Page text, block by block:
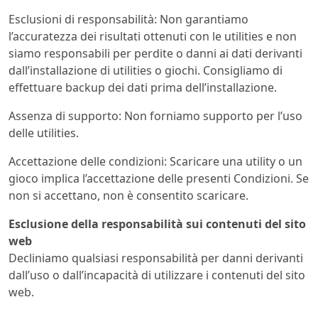
Esclusioni di responsabilità: Non garantiamo
l’accuratezza dei risultati ottenuti con le utilities e non
siamo responsabili per perdite o danni ai dati derivanti
dall’installazione di utilities o giochi. Consigliamo di
effettuare backup dei dati prima dell’installazione.
Assenza di supporto: Non forniamo supporto per l’uso
delle utilities.
Accettazione delle condizioni: Scaricare una utility o un
gioco implica l’accettazione delle presenti Condizioni. Se
non si accettano, non è consentito scaricare.
Esclusione della responsabilità sui contenuti del sito
web
Decliniamo qualsiasi responsabilità per danni derivanti
dall’uso o dall’incapacità di utilizzare i contenuti del sito
web.